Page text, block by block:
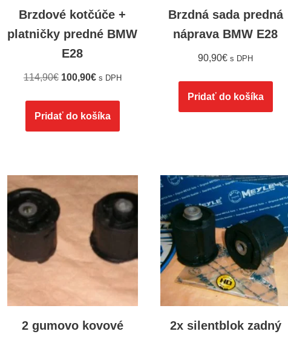
Brzdové kotčúče +
platničky predné BMW
E28
114,90€ 100,90€ s DPH
Pridať do košíka
Brzdná sada predná
náprava BMW E28
90,90€ s DPH
Pridať do košíka
2 gumovo kovové
2x silentblok zadný